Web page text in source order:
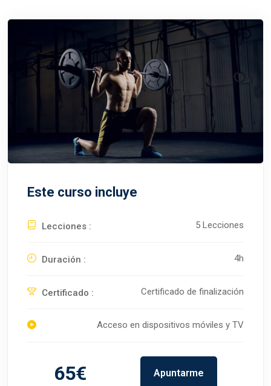
Este curso incluye
Lecciones : 5 Lecciones
Duración : 4h
Certificado : Certificado de finalización
Acceso en dispositivos móviles y TV
65€ Apuntarme